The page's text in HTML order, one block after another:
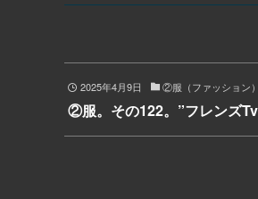
2025年4月9日 ②服（ファッション）
②服。その122。”フレンズ